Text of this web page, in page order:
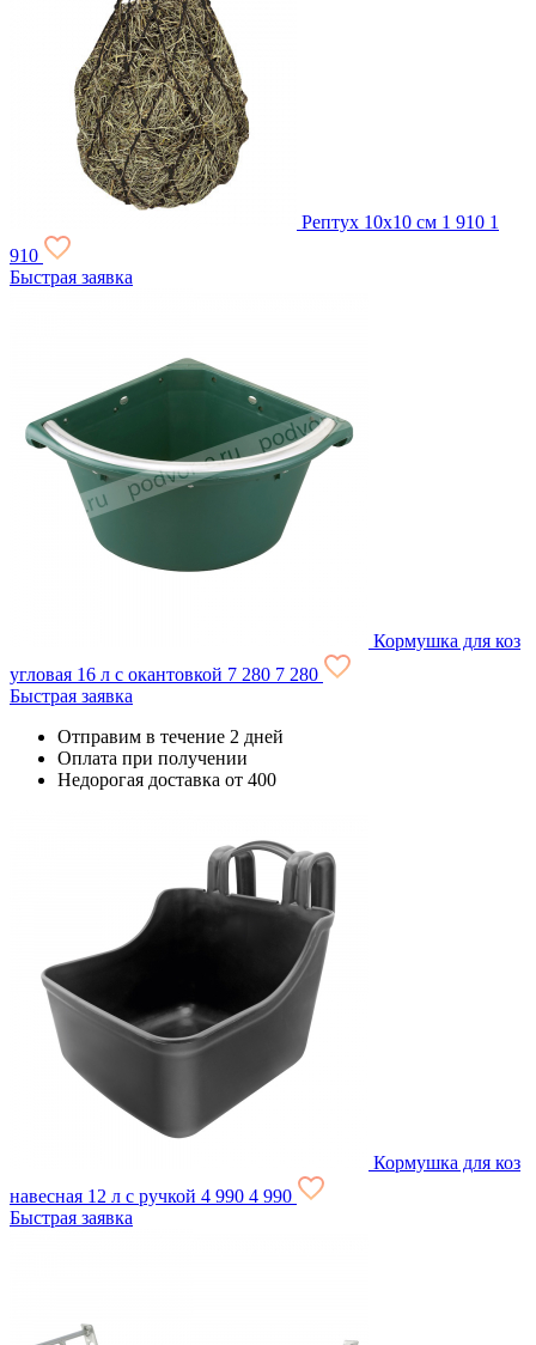
Рептух 10х10 см 1 910 1
910
Быстрая заявка
Кормушка для коз
угловая 16 л с окантовкой 7 280 7 280
Быстрая заявка
Отправим в течение 2 дней
Оплата при получении
Недорогая доставка от 400
Кормушка для коз
навесная 12 л с ручкой 4 990 4 990
Быстрая заявка